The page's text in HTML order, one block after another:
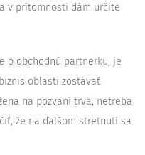
v prítomnosti dám určite
o obchodnú partnerku, je
oblasti zostávať
na pozvaní trvá, netreba
že na ďalšom stretnutí sa